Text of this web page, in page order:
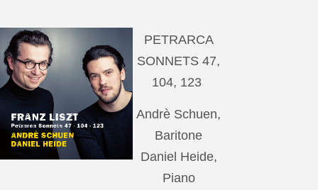
PETRARCA
SONNETS 47,
104, 123
Andrè Schuen,
Baritone
Daniel Heide,
Piano